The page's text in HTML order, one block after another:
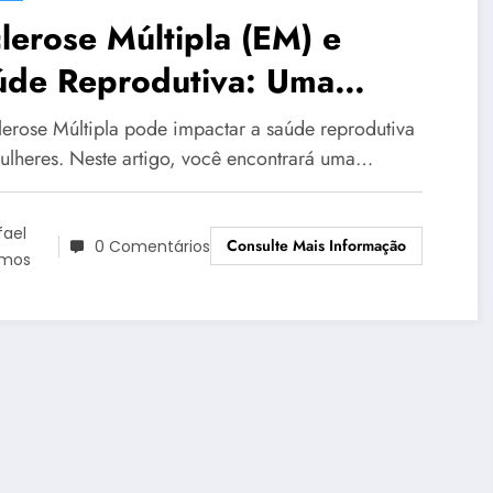
Múltipla (EM) e
Reprodutiva: Uma
Completa
Múltipla pode impactar a saúde reprodutiva
Neste artigo, você encontrará uma…
0 Comentários Consulte Mais Informação